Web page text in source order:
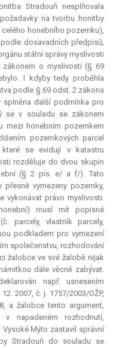
Stradouň nesplňovala
na tvorbu honitby
honebního pozemku),
dosavadních předpisů,
státní správy myslivosti
o myslivosti (§ 69
I kdyby tedy proběhla
podle § 69 odst. 2 zákona
další podmínka pro
se v souladu se zákonem
mezi honebním pozemkem
pozemkových parcel
které se evidují v katastru
rozděluje do dvou skupin
(§ 2 pís. e/ a f/). Tato
vymezeny pozemky,
vykonávat právo myslivosti.
musí mít popisné
parcely, vlastník parcely,
podkladem pro vymezení
společenstvu, rozhodování
žalobce ve své žalobě nijak
dále věcně zabývat.
např. usnesením
2007, č. j. 1757/2003/OŽP,
a žalobce tento argument,
v napadeném rozhodnutí,
Mýto zastavil správní
Stradouň do souladu se